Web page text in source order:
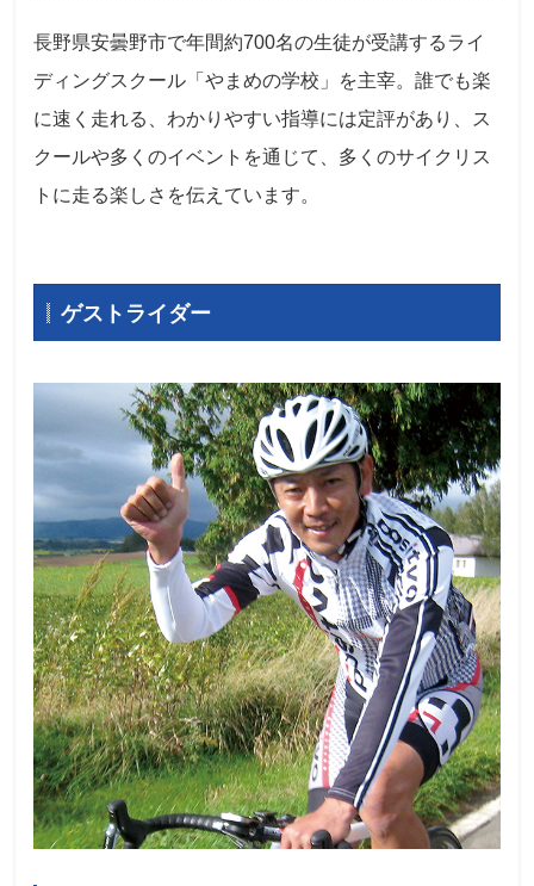
長野県安曇野市で年間約700名の生徒が受講するライ
ディングスクール「やまめの学校」を主宰。誰でも楽
に速く走れる、わかりやすい指導には定評があり、ス
クールや多くのイベントを通じて、多くのサイクリス
トに走る楽しさを伝えています。
ゲストライダー